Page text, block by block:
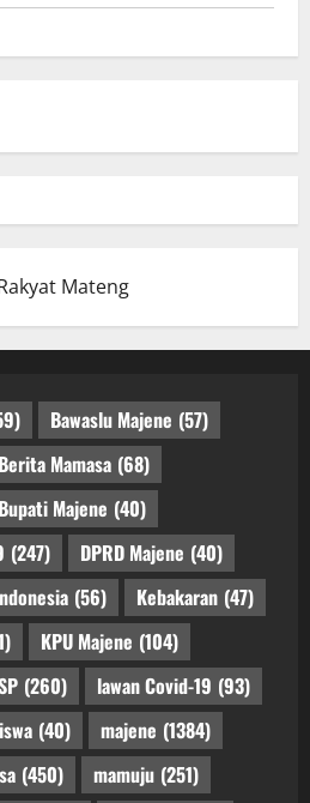
Bawaslu Majene (57)
Berita Mamasa (68)
Bupati Majene (40)
(247) DPRD Majene (40)
(56) Kebakaran (47)
KPU Majene (104)
(260) lawan Covid-19 (93)
(40) majene (1384)
(450) mamuju (251)